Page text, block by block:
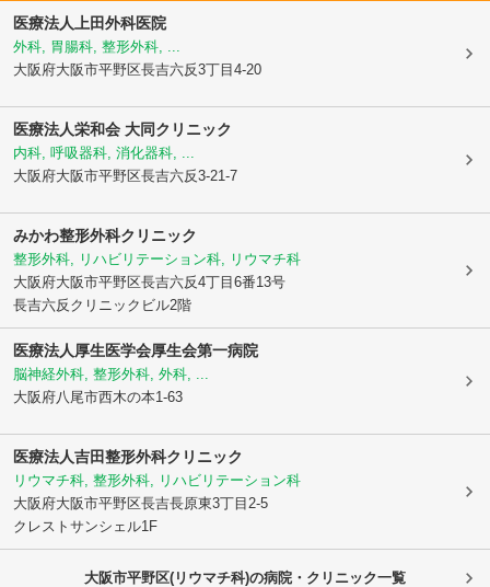
医療法人 上田外科医院
外科, 胃腸科, 整形外科, ...
大阪府大阪市平野区長吉六反3丁目4-20
医療法人栄和会 大同クリニック
内科, 呼吸器科, 消化器科, ...
大阪府大阪市平野区長吉六反3-21-7
みかわ整形外科クリニック
整形外科, リハビリテーション科, リウマチ科
大阪府大阪市平野区長吉六反4丁目6番13号
長吉六反クリニックビル2階
医療法人厚生医学会厚生会第一病院
脳神経外科, 整形外科, 外科, ...
大阪府八尾市西木の本1-63
医療法人吉田整形外科クリニック
リウマチ科, 整形外科, リハビリテーション科
大阪府大阪市平野区長吉長原東3丁目2-5
クレストサンシェル1F
大阪市平野区(リウマチ科)の病院・クリニック一覧